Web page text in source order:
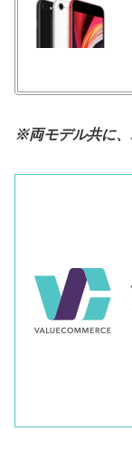
※両モデル共に、